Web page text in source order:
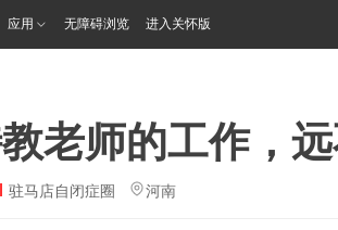
应用 无障碍浏览 进入关怀版
老师的工作，远
驻马店自闭症圈 河南